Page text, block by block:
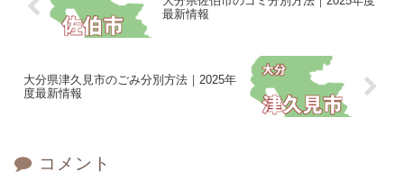
最新情報
大分県津久見市のごみ分別方法｜2025年
度最新情報
コメント